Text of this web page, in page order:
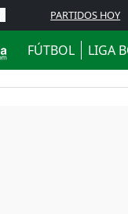
PARTIDOS HOY
FÚTBOL LIGA